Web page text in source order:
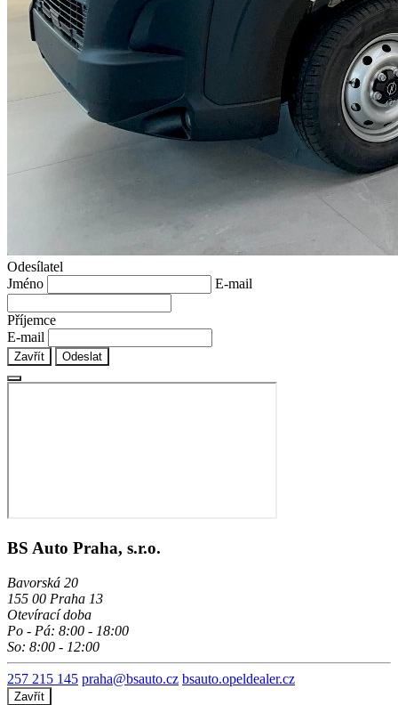
Odesílatel
Jméno
E-mail
Příjemce
E-mail
Zavřít Odeslat
BS Auto Praha, s.r.o.
Bavorská 20
155 00 Praha 13
Otevírací doba
Po - Pá: 8:00 - 18:00
So: 8:00 - 12:00
257 215 145 praha@bsauto.cz bsauto.opeldealer.cz
Zavřít